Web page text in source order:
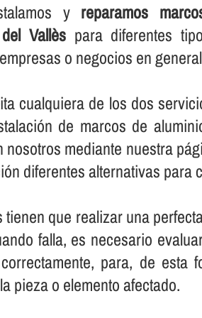
y reparamos
Vallèspara diferentes
o negocios en
cualquiera de los dos
de marcos de
nosotros mediante nuestra
diferentes alternativas para
tienen que realizar una
falla, es necesario
para, de esta
pieza o elemento afectado.